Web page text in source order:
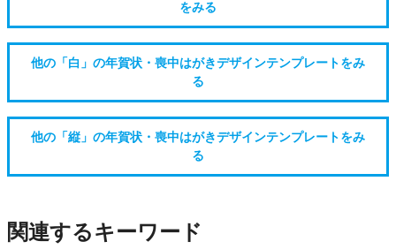
をみる
他の「白」の年賀状・喪中はがきデザインテンプレートをみ
る
他の「縦」の年賀状・喪中はがきデザインテンプレートをみ
る
関連するキーワード